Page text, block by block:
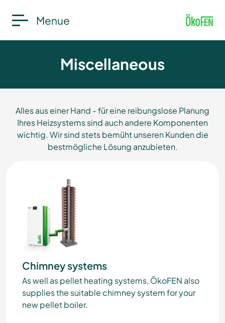
Menue
Miscellaneous
Alles aus einer Hand - für eine reibungslose Planung
Ihres Heizsystems sind auch andere Komponenten
wichtig. Wir sind stets bemüht unseren Kunden die
bestmögliche Lösung anzubieten.
Chimney systems
As well as pellet heating systems, ÖkoFEN also
supplies the suitable chimney system for your
new pellet boiler.